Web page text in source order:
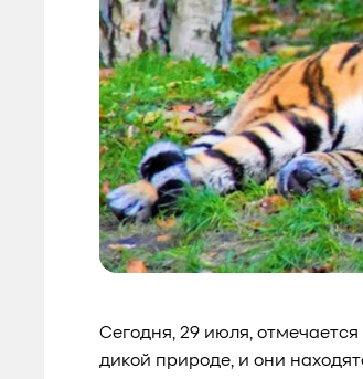
Сегодня, 29 июля, отмечается
дикой природе, и они